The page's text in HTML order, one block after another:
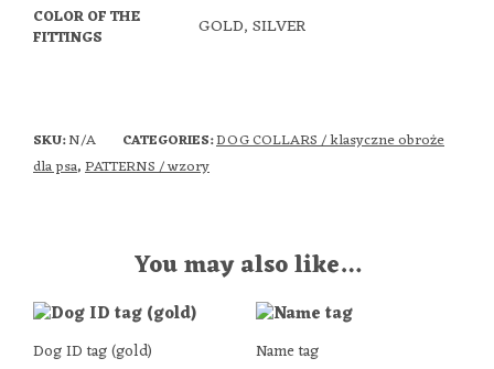
COLOR OF THE
FITTINGS
GOLD, SILVER
SKU:N/A CATEGORIES:DOG COLLARS / klasyczne obroże
dla psa,PATTERNS / wzory
You may also like…
Dog ID tag (gold)
Name tag